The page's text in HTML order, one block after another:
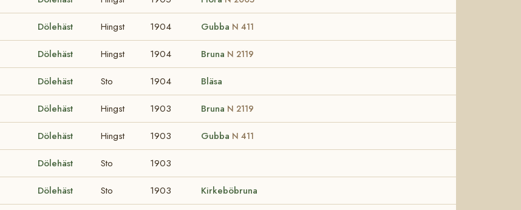
Dölehäst Hingst 1904 Gubba N 411
Dölehäst Hingst 1904 Bruna N 2119
Dölehäst Sto 1904 Bläsa
Dölehäst Hingst 1903 Bruna N 2119
Dölehäst Hingst 1903 Gubba N 411
Dölehäst Sto 1903
Dölehäst Sto 1903 Kirkeböbruna